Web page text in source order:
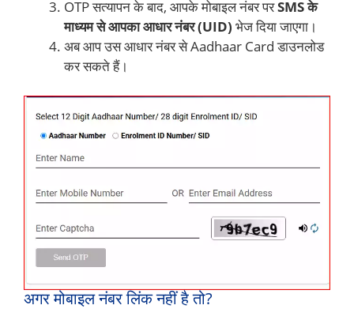
OTP सत्यापन के बाद, आपके मोबाइल नंबर परSMS के
माध्यम से आपका आधार नंबर (UID) भेज दिया जाएगा।
अब आप उस आधार नंबर से Aadhaar Card डाउनलोड
कर सकते हैं।
अगर मोबाइल नंबर लिंक नहीं है तो?